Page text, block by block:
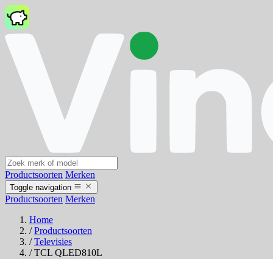
Productsoorten Merken
Toggle navigation
Productsoorten Merken
Home
/ Productsoorten
/ Televisies
/ TCL QLED810L